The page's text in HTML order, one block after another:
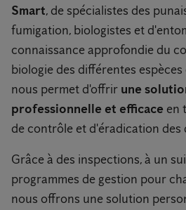
Smart, de spécialistes des
fumigation, biologistes et
connaissance approfondie du
biologie des différentes
nous permet d'offrir une
professionnelle et efficace en
de contrôle et d'éradication des
Grâce à des inspections, à un
programmes de gestion pour
nous offrons une solution